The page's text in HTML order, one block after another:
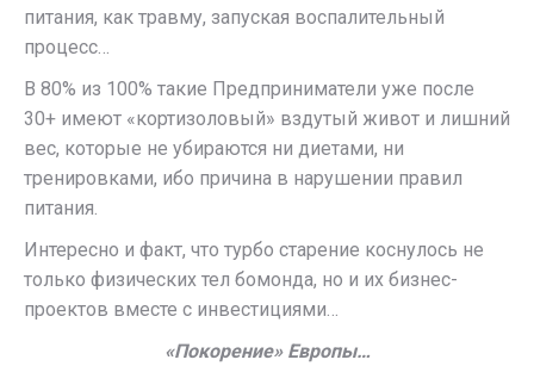
питания, как травму, запуская воспалительный
процесс…
В 80% из 100% такие Предприниматели уже после
30+ имеют «кортизоловый» вздутый живот и лишний
вес, которые не убираются ни диетами, ни
тренировками, ибо причина в нарушении правил
питания.
Интересно и факт, что турбо старение коснулось не
только физических тел бомонда, но и их бизнес-
проектов вместе с инвестициями…
«Покорение» Европы…